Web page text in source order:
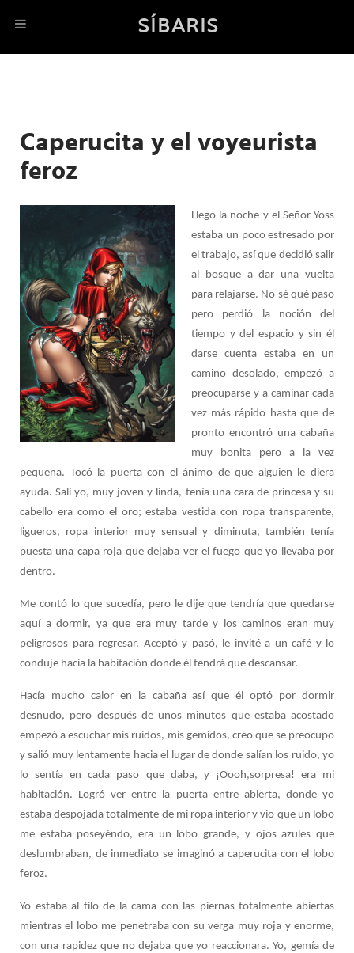
SÍBARIS
Caperucita y el voyeurista
feroz
Llego la noche y el Señor Yoss
estaba un poco estresado por
el trabajo, así que decidió salir
al bosque a dar una vuelta
para relajarse. No sé qué paso
pero perdió la noción del
tiempo y del espacio y sin él
darse cuenta estaba en un
camino desolado, empezó a
preocuparse y a caminar cada
vez más rápido hasta que de
pronto encontró una cabaña
muy bonita pero a la vez
pequeña. Tocó la puerta con el ánimo de que alguien le diera
ayuda. Salí yo, muy joven y linda, tenía una cara de princesa y su
cabello era como el oro; estaba vestida con ropa transparente,
ligueros, ropa interior muy sensual y diminuta, también tenía
puesta una capa roja que dejaba ver el fuego que yo llevaba por
dentro.
Me contó lo que sucedía, pero le dije que tendría que quedarse
aquí a dormir, ya que era muy tarde y los caminos eran muy
peligrosos para regresar. Aceptó y pasó, le invité a un café y lo
conduje hacia la habitación donde él tendrá que descansar.
Hacía mucho calor en la cabaña así que él optó por dormir
desnudo, pero después de unos minutos que estaba acostado
empezó a escuchar mis ruidos, mis gemidos, creo que se preocupo
y salió muy lentamente hacia el lugar de donde salían los ruido, yo
lo sentía en cada paso que daba, y ¡Oooh,sorpresa! era mi
habitación. Logró ver entre la puerta entre abierta, donde yo
estaba despojada totalmente de mi ropa interior y vio que un lobo
me estaba poseyéndo, era un lobo grande, y ojos azules que
deslumbraban, de inmediato se imaginó a caperucita con el lobo
feroz.
Yo estaba al filo de la cama con las piernas totalmente abiertas
mientras el lobo me penetraba con su verga muy roja y enorme,
con una rapidez que no dejaba que yo reaccionara. Yo, gemía de